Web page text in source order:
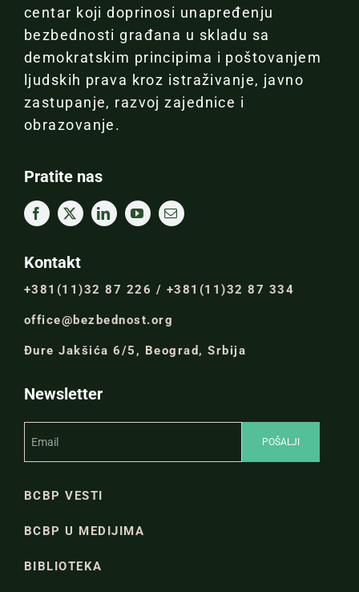
centar koji doprinosi unapređenju
bezbednosti građana u skladu sa
demokratskim principima i poštovanjem
ljudskih prava kroz istraživanje, javno
zastupanje, razvoj zajednice i
obrazovanje.
Pratite nas
Kontakt
+381(11)32 87 226 / +381(11)32 87 334
office@bezbednost.org
Đure Jakšića 6/5, Beograd, Srbija
Newsletter
BCBP VESTI
BCBP U MEDIJIMA
BIBLIOTEKA